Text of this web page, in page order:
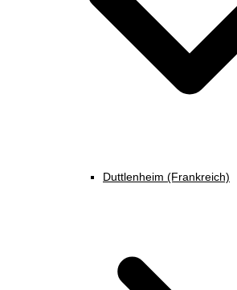
Duttlenheim (Frankreich)